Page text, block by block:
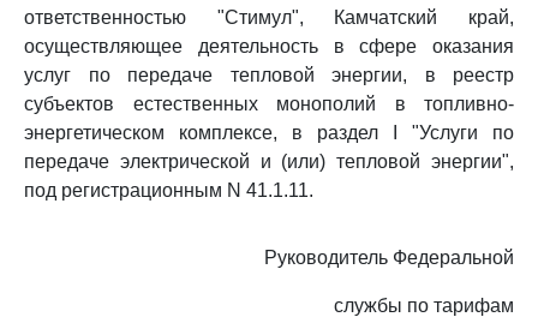
ответственностью "Стимул", Камчатский край,
осуществляющее деятельность в сфере оказания
услуг по передаче тепловой энергии, в реестр
субъектов естественных монополий в топливно-
энергетическом комплексе, в раздел I "Услуги по
передаче электрической и (или) тепловой энергии",
под регистрационным N 41.1.11.
Руководитель Федеральной
службы по тарифам